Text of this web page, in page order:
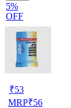
5%
OFF
₹53
MRP₹56